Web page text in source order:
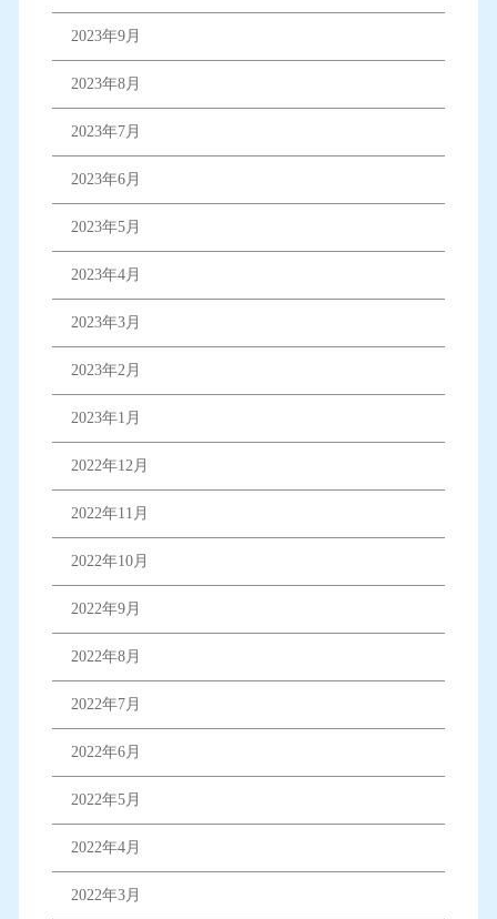
2023年9月
2023年8月
2023年7月
2023年6月
2023年5月
2023年4月
2023年3月
2023年2月
2023年1月
2022年12月
2022年11月
2022年10月
2022年9月
2022年8月
2022年7月
2022年6月
2022年5月
2022年4月
2022年3月